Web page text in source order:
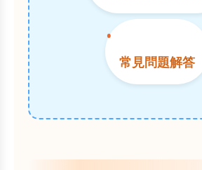
常見問題解答